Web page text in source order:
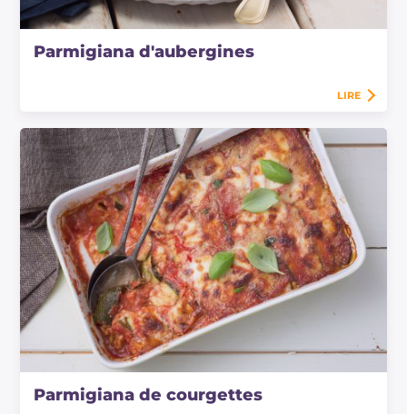
Parmigiana d'aubergines
LIRE
Parmigiana de courgettes